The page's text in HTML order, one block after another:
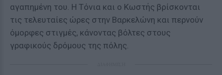
αγαπημένη του. Η Τόνια και ο Κωστής βρίσκονται
τις τελευταίες ώρες στην Βαρκελώνη και περνούν
όμορφες στιγμές, κάνοντας βόλτες στους
γραφικούς δρόμους της πόλης.